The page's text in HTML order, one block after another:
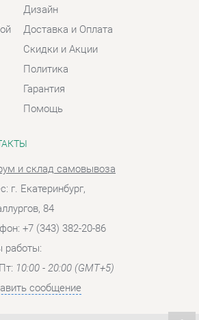
и склад самовывоза
г. Екатеринбург,
84
+7 (343) 382-20-86
10:00 - 20:00 (GMT+5)
сообщение
© 2009-2026 Ванная-Екатеринбург